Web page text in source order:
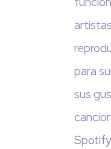
para
sus